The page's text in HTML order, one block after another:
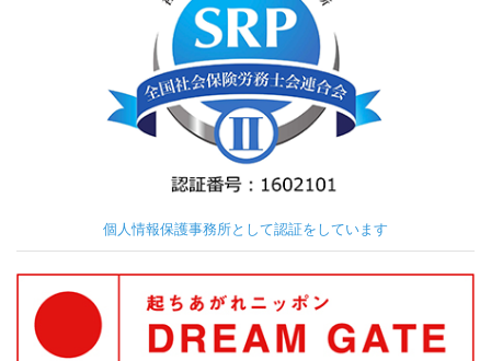
個人情報保護事務所として認証をしています